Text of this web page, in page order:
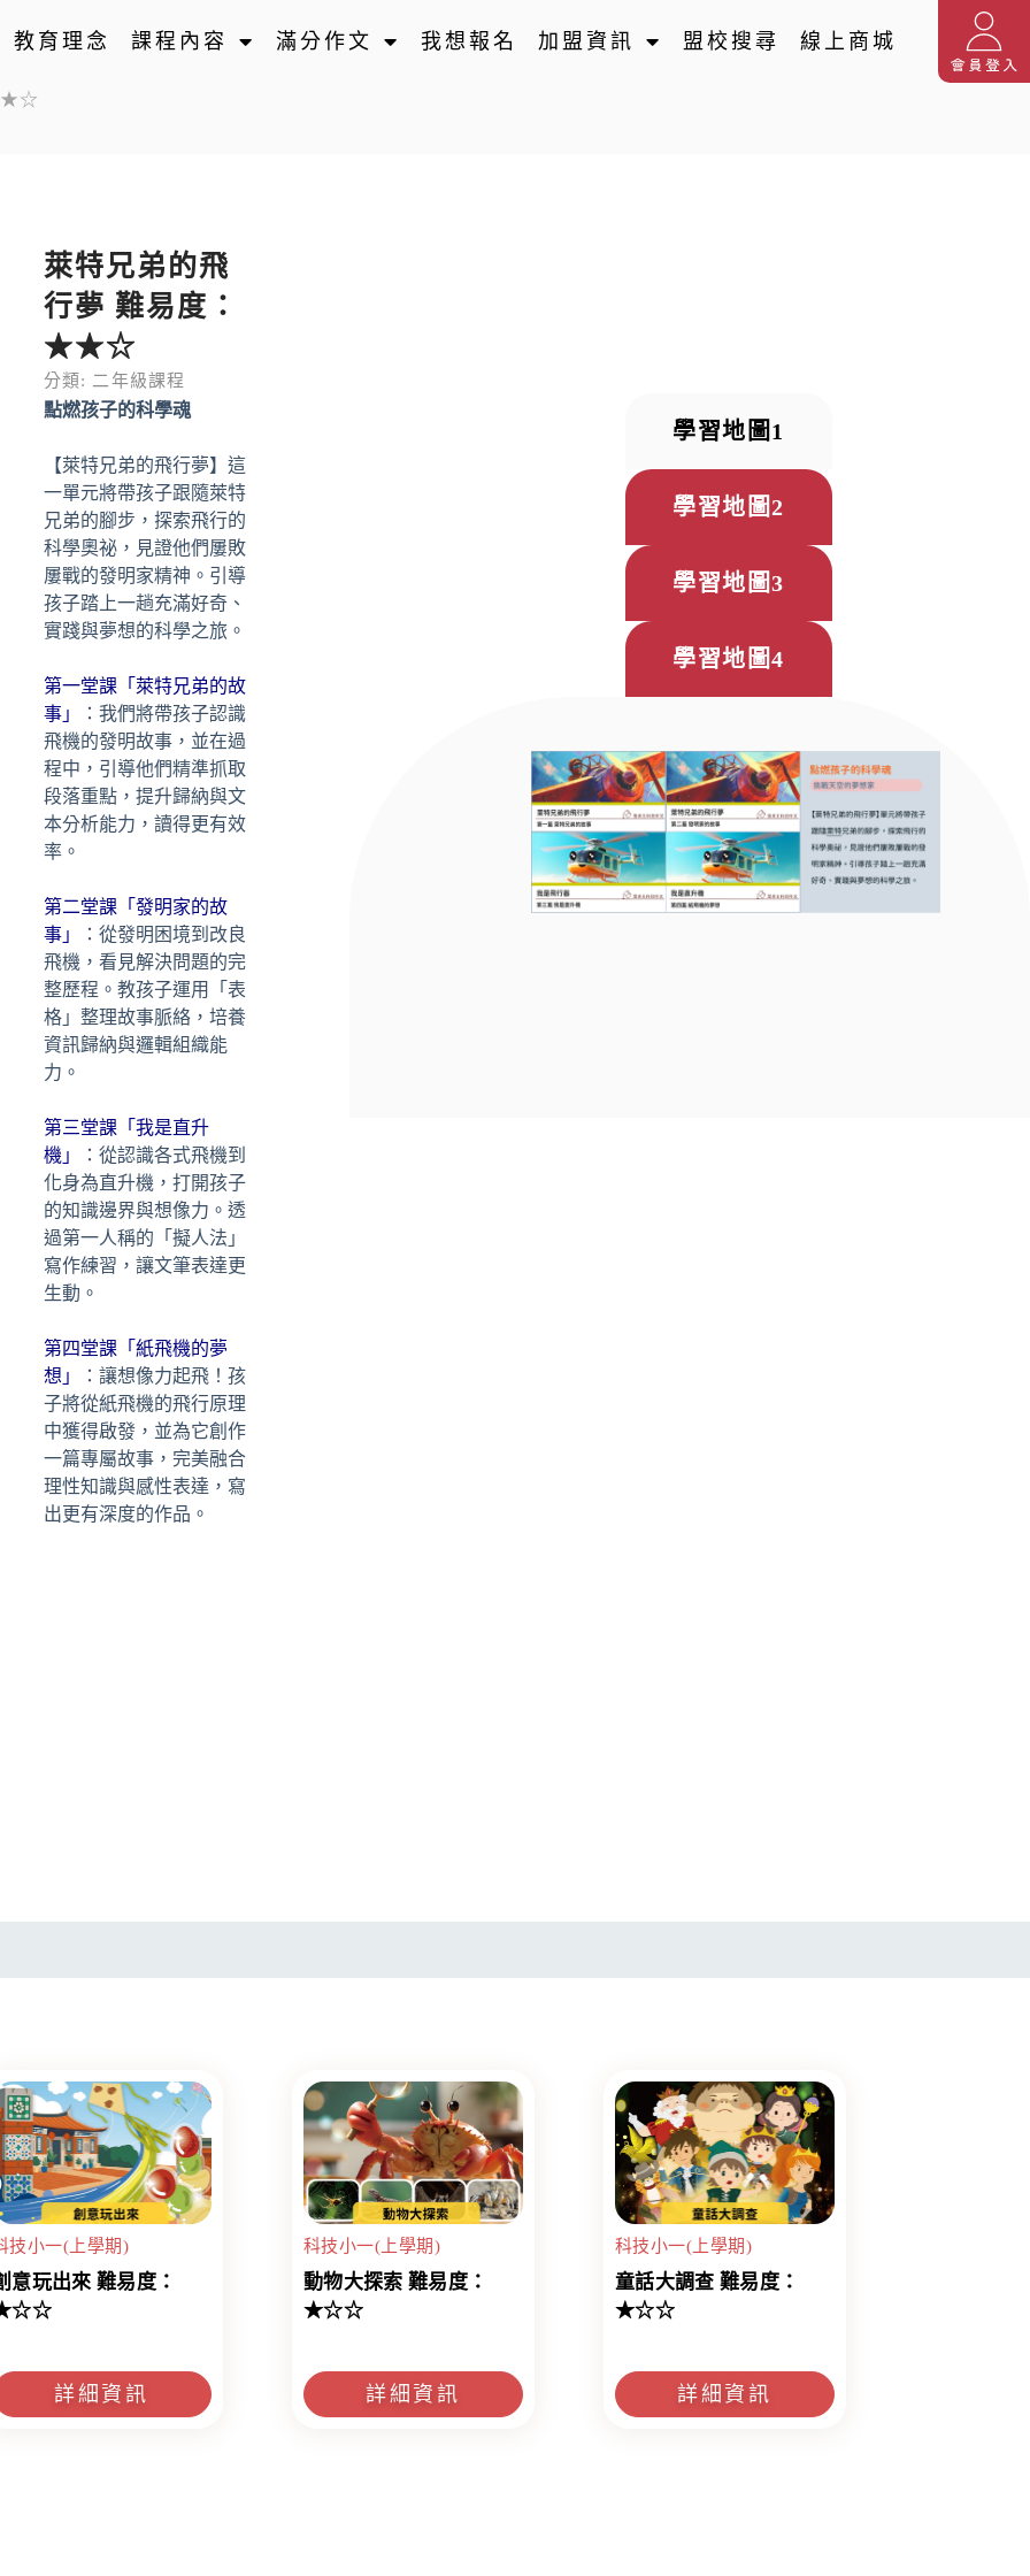
教育理念 課程內容 滿分作文 我想報名 加盟資訊 盟校搜尋 線上商城
萊特兄弟的飛
行夢 難易度：
★★☆
分類: 二年級課程
點燃孩子的科學魂
【萊特兄弟的飛行夢】這
一單元將帶孩子跟隨萊特
兄弟的腳步，探索飛行的
科學奧祕，見證他們屢敗
屢戰的發明家精神。引導
孩子踏上一趟充滿好奇、
實踐與夢想的科學之旅。
第一堂課「萊特兄弟的故
事」
：我們將帶孩子認識
飛機的發明故事，並在過
程中，引導他們精準抓取
段落重點，提升歸納與文
本分析能力，讀得更有效
率。
第二堂課「發明家的故
事」
：從發明困境到改良
飛機，看見解決問題的完
整歷程。教孩子運用「表
格」整理故事脈絡，培養
資訊歸納與邏輯組織能
力。
第三堂課「我是直升
機」
：從認識各式飛機到
化身為直升機，打開孩子
的知識邊界與想像力。透
過第一人稱的「擬人法」
寫作練習，讓文筆表達更
生動。
第四堂課「紙飛機的夢
想」
：讓想像力起飛！孩
子將從紙飛機的飛行原理
中獲得啟發，並為它創作
一篇專屬故事，完美融合
理性知識與感性表達，寫
出更有深度的作品。
學習地圖1
學習地圖2
學習地圖3
學習地圖4
技小一(上學期)
意玩出來 難易度：
詳細資訊
科技小一(上學期)
動物大探索 難易度：
★☆☆
詳細資訊
科技小一(上學期)
童話大調查 難易度：
★☆☆
詳細資訊